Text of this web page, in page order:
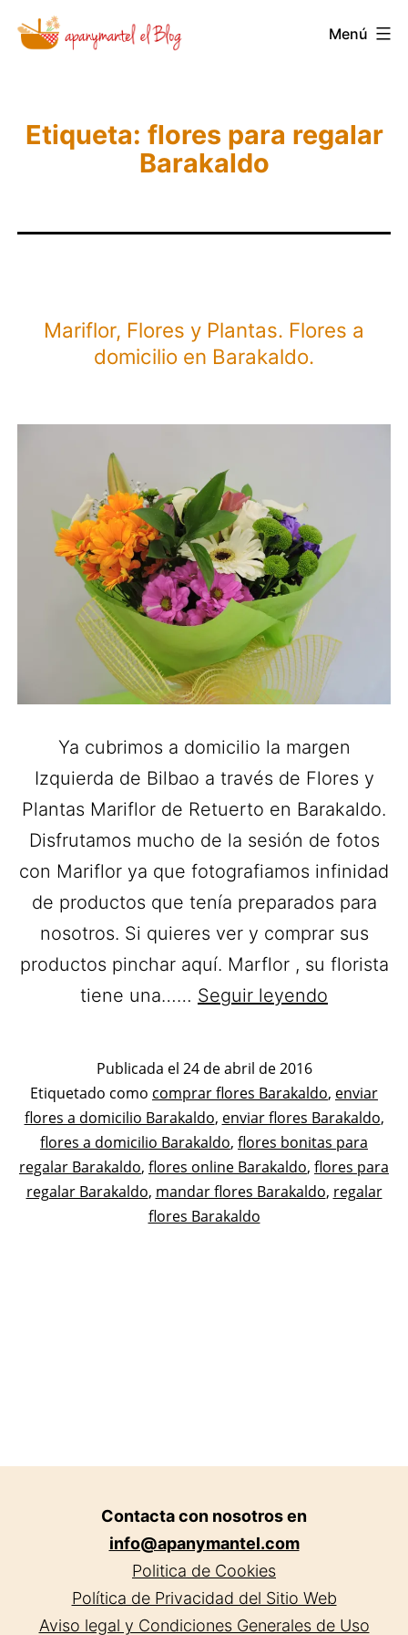
Saltar
Novedades
de
Menú
Etiqueta: flores para regalar
Barakaldo
Mariflor, Flores y Plantas. Flores a
domicilio en Barakaldo.
Ya cubrimos a domicilio la margen
Izquierda de Bilbao a través de Flores y
Plantas Mariflor de Retuerto en Barakaldo.
Disfrutamos mucho de la sesión de fotos
con Mariflor ya que fotografiamos infinidad
de productos que tenía preparados para
nosotros. Si quieres ver y comprar sus
productos pinchar aquí. Marflor , su florista
tiene una…… Seguir leyendo
Plantas.
Flores
a
domicilio
Publicada el 24 de abril de 2016
Categorizado
como
Flores
Etiquetado como comprar flores Barakaldo, enviar
flores a domicilio Barakaldo, enviar flores Barakaldo,
flores a domicilio Barakaldo, flores bonitas para
regalar Barakaldo, flores online Barakaldo, flores para
regalar Barakaldo, mandar flores Barakaldo, regalar
flores Barakaldo
Contacta con nosotros en
info@apanymantel.com
Politica de Cookies
Política de Privacidad del Sitio Web
Aviso legal y Condiciones Generales de Uso